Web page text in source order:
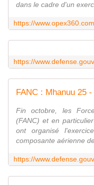
dans le cadre d'un
Fin octobre, les
(FANC) et en
ont organisé
composante aérienne